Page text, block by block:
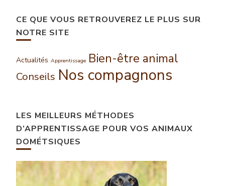
CE QUE VOUS RETROUVEREZ LE PLUS SUR
NOTRE SITE
Actualités Apprentissage Bien-être animal
Conseils Nos compagnons
LES MEILLEURS MÉTHODES
D’APPRENTISSAGE POUR VOS ANIMAUX
DOMÉTSIQUES